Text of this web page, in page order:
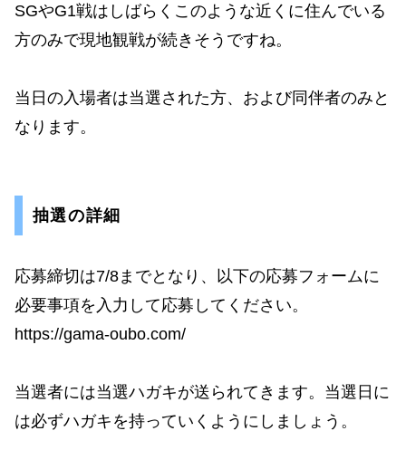
SGやG1戦はしばらくこのような近くに住んでいる
方のみで現地観戦が続きそうですね。
当日の入場者は当選された方、および同伴者のみと
なります。
抽選の詳細
応募締切は7/8までとなり、以下の応募フォームに
必要事項を入力して応募してください。
https://gama-oubo.com/
当選者には当選ハガキが送られてきます。当選日に
は必ずハガキを持っていくようにしましょう。